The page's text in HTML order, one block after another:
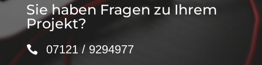
Sie haben Fragen zu Ihrem
Projekt?
07121 / 9294977